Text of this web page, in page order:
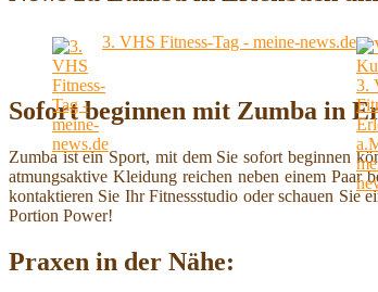
3. VHS Fitness-Tag - meine-news.de
Sofort beginnen mit Zumba in
Zumba ist ein Sport, mit dem Sie sofort beginnen
atmungsaktive Kleidung reichen neben einem Paar
kontaktieren Sie Ihr Fitnessstudio oder schauen Sie
Portion Power!
Praxen in der Nähe: